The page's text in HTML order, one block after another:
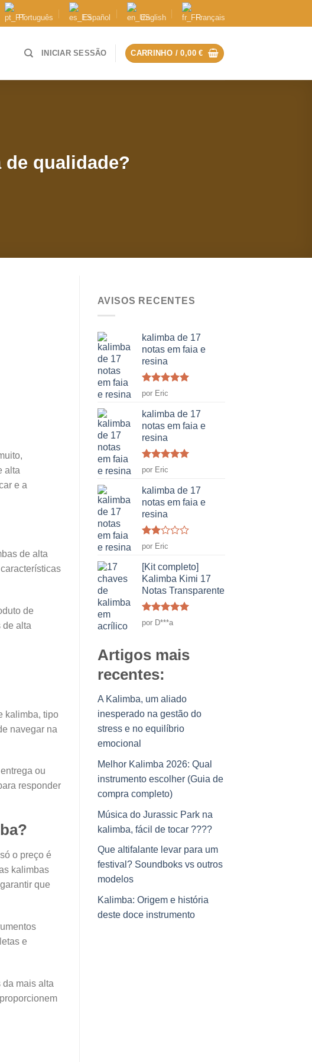
Português Español English Français
INICIAR SESSÃO CARRINHO /0,00€
qualidade?
alta
e a
de alta
de
de alta
kalimba, tipo
navegar na
ou
responder
o preço é
kalimbas
que
e
mais alta
AVISOS RECENTES
kalimba de 17
notas em faia e
resina
Classificado
como
5
por Eric
kalimba de 17
notas em faia e
resina
Classificado
como
5
por Eric
kalimba de 17
notas em faia e
resina
Classificado
como
2
em
5
por Eric
[Kit completo]
Kalimba Kimi 17
Notas Transparente
Classificado
como
por D***a
Artigos mais
recentes:
A Kalimba, um aliado
inesperado na gestão do
stress e no equilíbrio
emocional
Melhor Kalimba 2026: Qual
instrumento escolher (Guia de
compra completo)
Música do Jurassic Park na
kalimba, fácil de tocar ????
Que altifalante levar para um
festival? Soundboks vs outros
modelos
Kalimba: Origem e história
deste doce instrumento